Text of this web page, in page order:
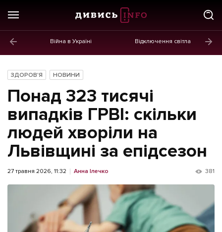
Війна в Україні Відключення світла
Новини
Політика
Економіка
Бізнес
Життя
Культура
Афіша
ЗДОРОВ'Я НОВИНИ
Понад 323 тисячі
випадків ГРВІ: скільки
людей хворіли на
Львівщині за епідсезон
27 травня 2026, 11:32 Анна Ілечко 381